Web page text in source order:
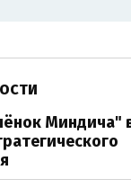
Миндича"